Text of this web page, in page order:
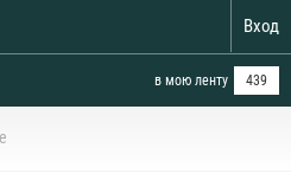
Вход
в мою ленту 439